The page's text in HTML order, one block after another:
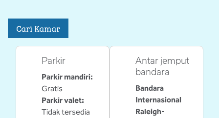
Cari Kamar
Parkir
Parkir mandiri:
Gratis
Parkir valet:
Tidak tersedia
Antar jemput
bandara
Bandara
Internasional
Raleigh-